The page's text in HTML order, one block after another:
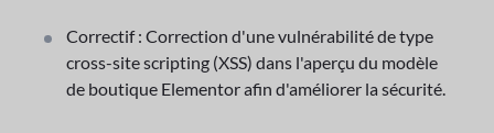
Correctif : Correction d'une vulnérabilité de type
cross-site scripting (XSS) dans l'aperçu du modèle
de boutique Elementor afin d'améliorer la sécurité.